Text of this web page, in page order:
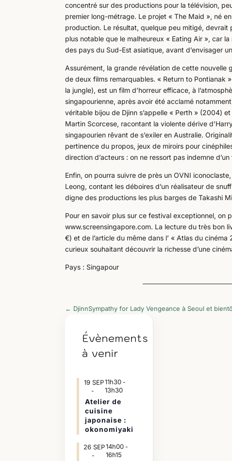
concentré sur des productions pour la télévision,
premier long-métrage. Le projet « The Maid », né
production. Le résultat, quelque peu mitigé,
plus notable que le malheureux « Eating Air », car
des pays du Sud-Est asiatique, avant d’envisager
Assurément, la grande révélation de cette nouvelle
de deux films remarquables. « Return to Pontianak
la jungle), est un film d’horreur efficace, à
singapourienne, après avoir été acclamé
véritable bijou de Djinn s’appelle « Perth » (2004)
Martin Scorcese, racontant la violente dérive
singapourien rêvant de s’exiler en Australie.
pertinence du propos, jeux de miroirs pour
direction d’acteurs : on ne ressort pas indemne
Enfin, on pourra suivre de près un OVNI
Leong, contant les déboires d’un réalisateur de
digne des productions les plus barges de Takashi
Pour en savoir plus sur ce festival exceptionnel, on
www.screensingapore.com. La lecture du très bon
€) et de l’article du même dans l’ « Atlas du
curieux souhaitant découvrir la richesse d’une
Pays : Singapour
← DjinnSympathy for Lady Vengeance à Seoul et
Évènements
à venir
19 SEP11h30 -
13h30
Atelier de
cuisine
japonaise :
okonomiyaki
26 SEP14h00-
16h15